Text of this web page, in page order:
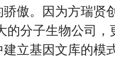
傲。因为方瑞贤
的分子生物公司，
立基因文库的模